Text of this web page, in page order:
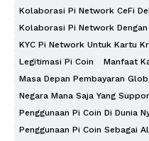
Kolaborasi Pi Network CeFi
Kolaborasi Pi Network Dengan
KYC Pi Network Untuk Kartu
Legitimasi Pi Coin
Manfaat
Masa Depan Pembayaran
Negara Mana Saja Yang
Penggunaan Pi Coin Di Dunia
Penggunaan Pi Coin Sebagai